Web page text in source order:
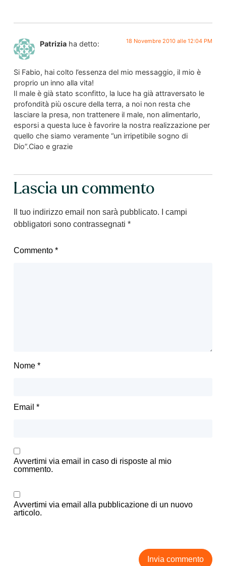
Patrizia ha detto: 18 Novembre 2010 alle 12:04 PM
Si Fabio, hai colto l’essenza del mio messaggio, il mio è
proprio un inno alla vita!
Il male è già stato sconfitto, la luce ha già attraversato le
profondità più oscure della terra, a noi non resta che
lasciare la presa, non trattenere il male, non alimentarlo,
esporsi a questa luce è favorire la nostra realizzazione per
quello che siamo veramente “un irripetibile sogno di
Dio”.Ciao e grazie
Lascia un commento
Il tuo indirizzo email non sarà pubblicato.
I campi
obbligatori sono contrassegnati *
Commento *
Nome *
Email *
Avvertimi via email in caso di risposte al mio
commento.
Avvertimi via email alla pubblicazione di un nuovo
articolo.